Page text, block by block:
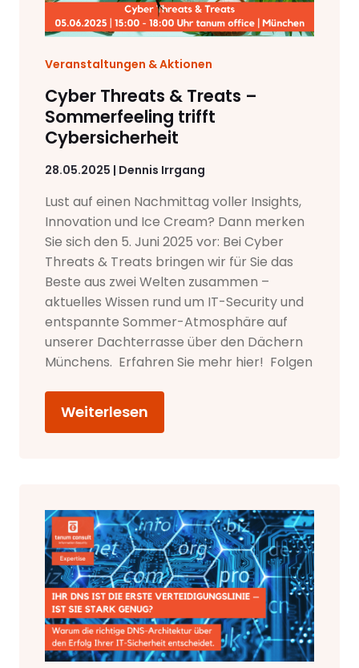
Veranstaltungen & Aktionen
Cyber Threats & Treats –
Sommerfeeling trifft
Cybersicherheit
28.05.2025 | Dennis Irrgang
Lust auf einen Nachmittag voller Insights,
Innovation und Ice Cream? Dann merken
Sie sich den 5. Juni 2025 vor: Bei Cyber
Threats & Treats bringen wir für Sie das
Beste aus zwei Welten zusammen –
aktuelles Wissen rund um IT-Security und
entspannte Sommer-Atmosphäre auf
unserer Dachterrasse über den Dächern
Münchens. Erfahren Sie mehr hier! Folgen
Weiterlesen